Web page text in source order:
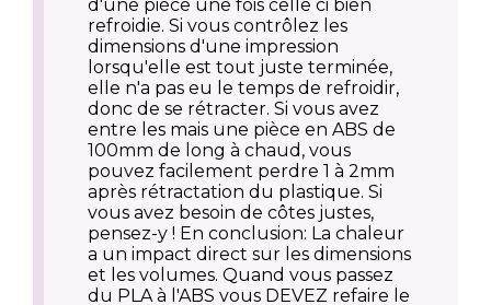
d'une pièce une fois celle ci bien
refroidie. Si vous contrôlez les
dimensions d'une impression
lorsqu'elle est tout juste terminée,
elle n'a pas eu le temps de refroidir,
donc de se rétracter. Si vous avez
entre les mais une pièce en ABS de
100mm de long à chaud, vous
pouvez facilement perdre 1 à 2mm
après rétractation du plastique. Si
vous avez besoin de côtes justes,
pensez-y ! En conclusion: La chaleur
a un impact direct sur les dimensions
et les volumes. Quand vous passez
du PLA à l'ABS vous DEVEZ refaire le